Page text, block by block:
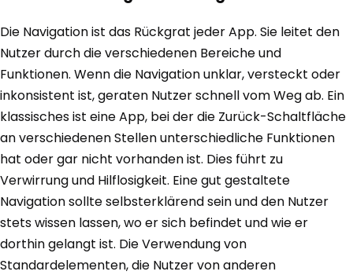
Die Navigation ist das Rückgrat jeder App. Sie leitet den
Nutzer durch die verschiedenen Bereiche und
Funktionen. Wenn die Navigation unklar, versteckt oder
inkonsistent ist, geraten Nutzer schnell vom Weg ab. Ein
klassisches ist eine App, bei der die Zurück-Schaltfläche
an verschiedenen Stellen unterschiedliche Funktionen
hat oder gar nicht vorhanden ist. Dies führt zu
Verwirrung und Hilflosigkeit. Eine gut gestaltete
Navigation sollte selbsterklärend sein und den Nutzer
stets wissen lassen, wo er sich befindet und wie er
dorthin gelangt ist. Die Verwendung von
Standardelementen, die Nutzer von anderen